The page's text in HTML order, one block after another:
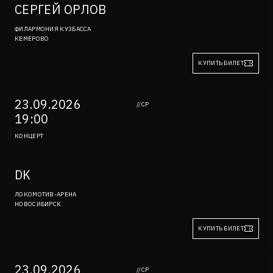
СЕРГЕЙ ОРЛОВ
ФИЛАРМОНИЯ КУЗБАССА
КЕМЕРОВО
КУПИТЬ БИЛЕТ
23.09.2026
19:00
//СР
КОНЦЕРТ
DK
ЛОКОМОТИВ-АРЕНА
НОВОСИБИРСК
КУПИТЬ БИЛЕТ
23.09.2026 //СР